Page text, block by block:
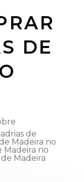
DE
de
Madeira no
Madeira no
Madeira